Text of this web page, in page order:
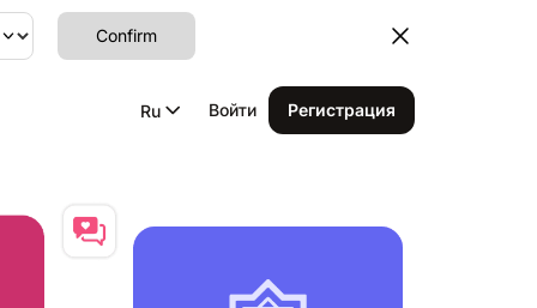
Confirm
Ru Войти Регистрация